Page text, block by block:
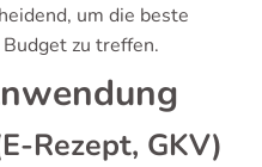
um die beste
zu treffen.
Rezept, GKV)